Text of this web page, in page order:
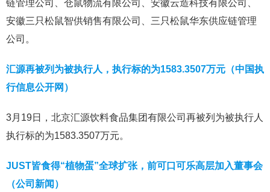
链管理公司、仓鼠物流有限公司、安徽云造科技有限公司、
安徽三只松鼠智供销售有限公司、三只松鼠华东供应链管理
公司。
汇源再被列为被执行人，执行标的为1583.3507万元（中国执
行信息公开网）
3月19日，北京汇源饮料食品集团有限公司再被列为被执行人
执行标的为1583.3507万元。
JUST皆食得“植物蛋”全球扩张，前可口可乐高层加入董事会
（公司新闻）